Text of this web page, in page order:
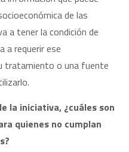
de las
a tener la condición de
a requerir ese
tratamiento o una fuente
la iniciativa, ¿cuáles son
quienes no cumplan